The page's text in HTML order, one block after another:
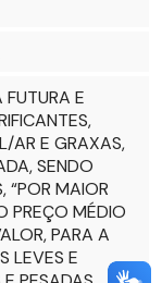
FUTURA E
AR E GRAXAS,
SENDO
“POR MAIOR
PREÇO MÉDIO
PARA A
LEVES E